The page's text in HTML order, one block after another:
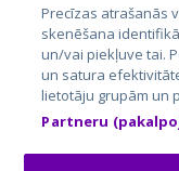
City24.lv
City24.ee
GetaPro.lv
GetaPro.ee
Skelbiu.lt
Autoplius.lt
Aruodas.lt
Precīzas atrašanās
skenēšana
un/vai piekļuve tai.
un satura
lietotāju grupām un
Partneru